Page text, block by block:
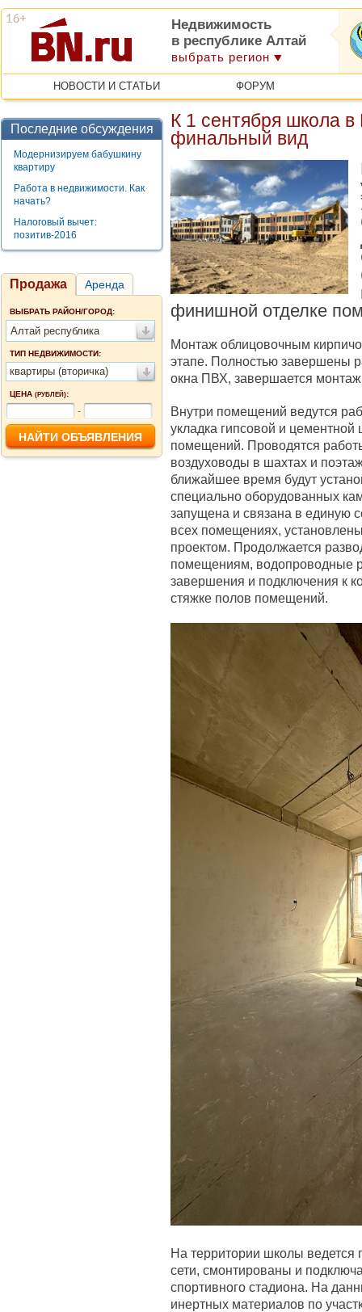
Недвижимость
в республике Алтай
выбрать регион
НОВОСТИ И СТАТЬИ ФОРУМ
Последние обсуждения
Модернизируем бабушкину
квартиру
Работа в недвижимости. Как
начать?
Налоговый вычет:
позитив-2016
Продажа Аренда
ВЫБРАТЬ РАЙОН/ГОРОД:
Алтай республика
ТИП НЕДВИЖИМОСТИ:
квартиры (вторичка)
ЦЕНА (РУБЛЕЙ):
-
К 1 сентября школа
финальный вид
финишной отделке
Монтаж облицовочным
этапе. Полностью завершены
окна ПВХ, завершается
Внутри помещений ведутся
укладка гипсовой и цементной
помещений. Проводятся
воздуховоды в шахтах и
ближайшее время будут
специально оборудованных
запущена и связана в единую
всех помещениях,
проектом. Продолжается
помещениям, водопроводные
завершения и подключения к
стяжке полов помещений.
На территории школы ведется
сети, смонтированы и
спортивного стадиона. На
инертных материалов по